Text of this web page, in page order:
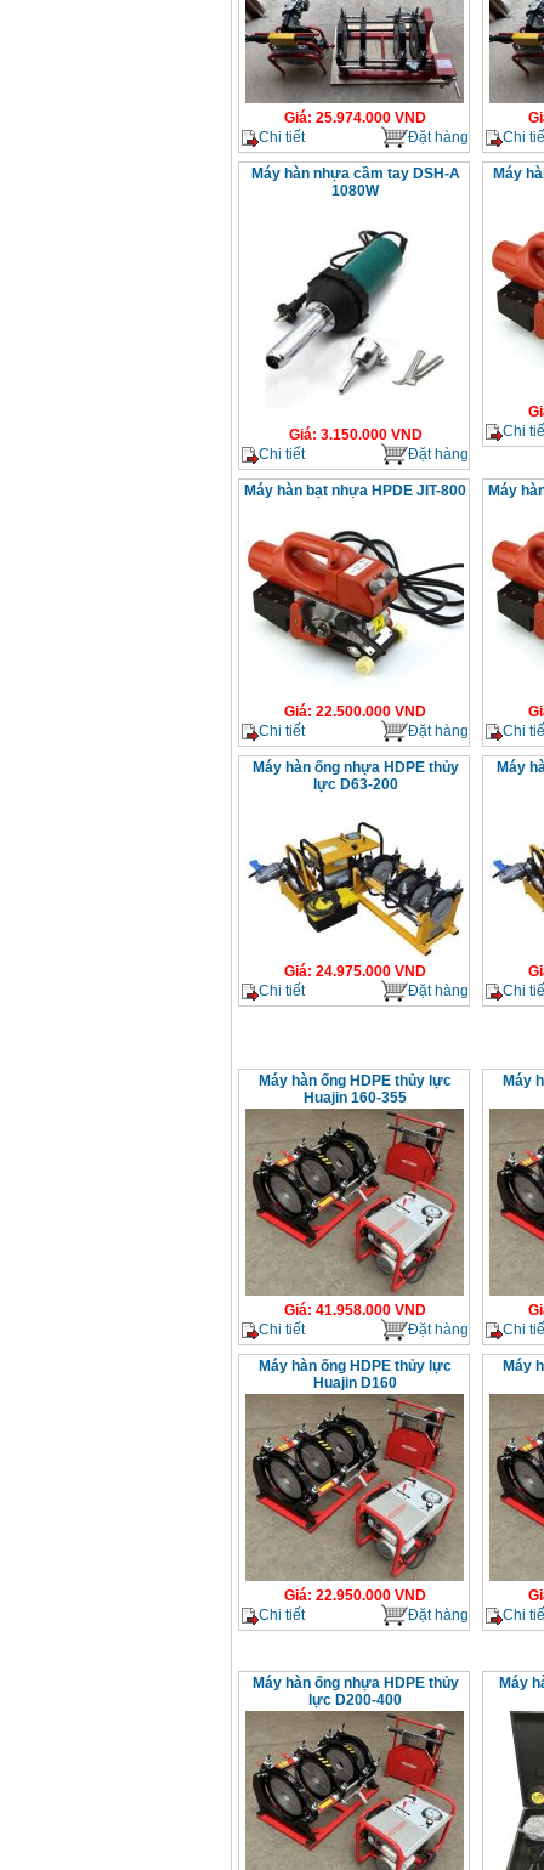
Giá: 25.974.000 VND
Chi tiết
Đặt hàng
Chi
Máy hàn nhựa cầm tay DSH-A
1080W
Giá: 3.150.000VND
Chi tiết
Đặt hàng
Máy
Chi
Máy hàn bạt nhựa HPDE JIT-800
Giá: 22.500.000 VND
Chi tiết
Đặt hàng
Máy
Chi
Máy hàn ống nhựa HDPE thủy
lực D63-200
Giá: 24.975.000 VND
Chi tiết
Đặt hàng
Máy
Chi
Máy hàn ống HDPE thủy lực
Huajin 160-355
Giá: 41.958.000 VND
Chi tiết
Đặt hàng
Máy
Chi
Máy hàn ống HDPE thủy lực
Huajin D160
Giá: 22.950.000 VND
Chi tiết
Đặt hàng
Máy
Chi
Máy hàn ống nhựa HDPE thủy
lực D200-400
Máy